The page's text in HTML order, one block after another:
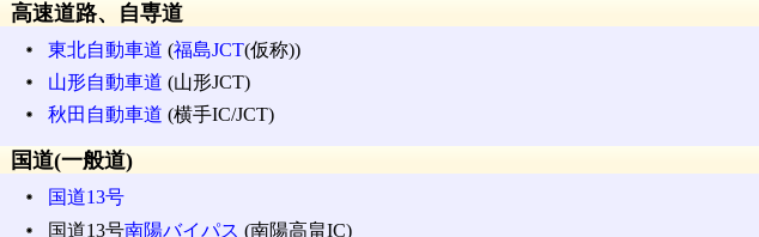
高速道路、自専道
東北自動車道 (福島JCT(仮称))
山形自動車道 (山形JCT)
秋田自動車道 (横手IC/JCT)
国道(一般道)
国道13号
国道13号南陽バイパス (南陽高畠IC)